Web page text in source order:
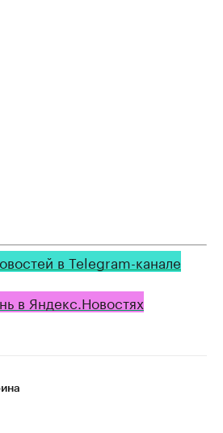
в Telegram-канале
в Яндекс.Новостях